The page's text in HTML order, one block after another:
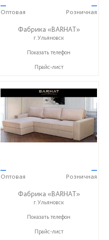
—
Оптовая
—
Розничная
Фабрика «BARHAT»
г.Ульяновск
+7 (996) 219-29-77
Показать телефон
Прайс-лист
—
Оптовая
—
Розничная
Фабрика «BARHAT»
г.Ульяновск
+7 (996) 219-29-77
Показать телефон
Прайс-лист